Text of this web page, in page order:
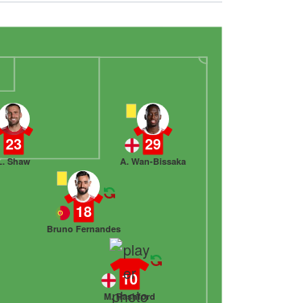
29
A. Wan-Bissaka
23
Shaw
18
Bruno Fernandes
10
M. Rashford